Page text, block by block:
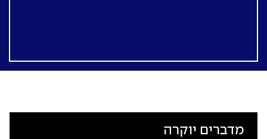
מדברים יוקרה